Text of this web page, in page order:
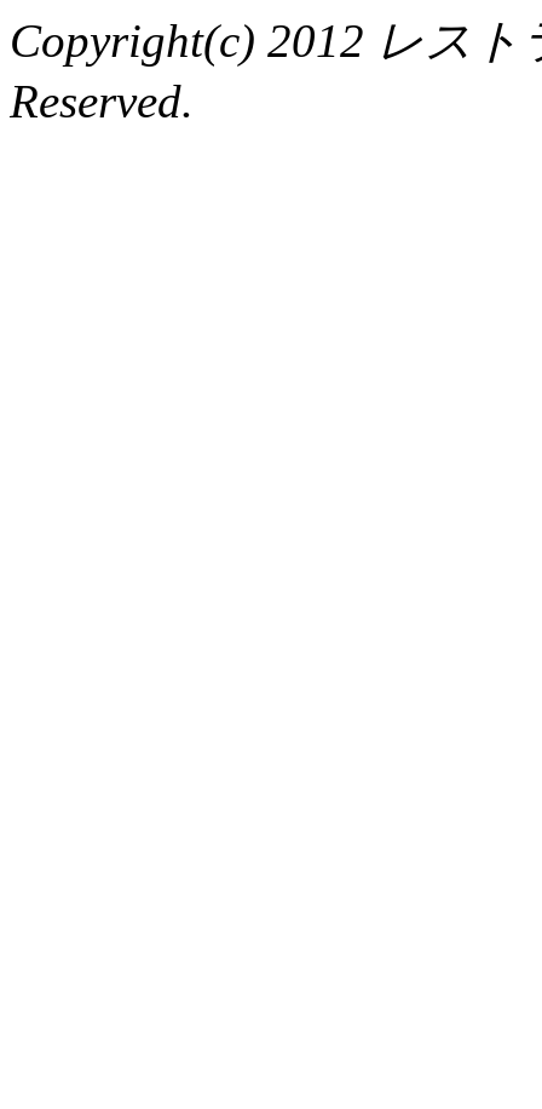
Copyright(c) 2012 レス
Reserved.